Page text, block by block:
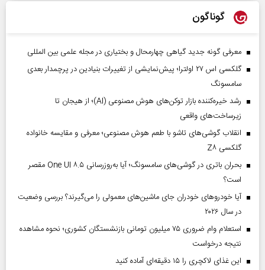
گوناگون
معرفی گونه جدید گیاهی چهارمحال و بختیاری در مجله علمی بین المللی
گلکسی اس ۲۷ اولترا؛ پیش‌نمایشی از تغییرات بنیادین در پرچمدار بعدی
سامسونگ
رشد خیره‌کننده بازار توکن‌های هوش مصنوعی (AI)؛ از هیجان تا
زیرساخت‌های واقعی
انقلاب گوشی‌های تاشو‌ با طعم هوش مصنوعی؛ معرفی و مقایسه خانواده
گلکسی Z۸
بحران باتری در گوشی‌های سامسونگ؛ آیا به‌روزرسانی One UI ۸.۵ مقصر
است؟
آیا خودروهای خودران جای ماشین‌های معمولی را می‌گیرند؟ بررسی وضعیت
در سال ۲۰۲۶
استعلام وام ضروری ۷۵ میلیون تومانی بازنشستگان کشوری؛ نحوه مشاهده
نتیجه درخواست
این غذای لاکچری را ۱۵ دقیقه‌ای آماده کنید